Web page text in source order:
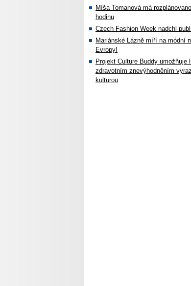
Míša Tomanová má
hodinu
Czech Fashion Week nadchl
Mariánské Lázně míří na módní
Evropy!
Projekt Culture Buddy umožňuje
zdravotním znevýhodněním
kulturou